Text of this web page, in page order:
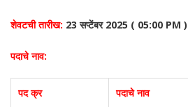
शेवटची तारीख: 23 सप्टेंबर 2025 ( 05:00 PM )
पदाचे नाव:
पद क्र पदाचे नाव